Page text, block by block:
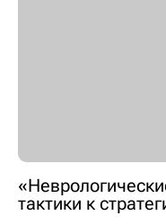
тактики к